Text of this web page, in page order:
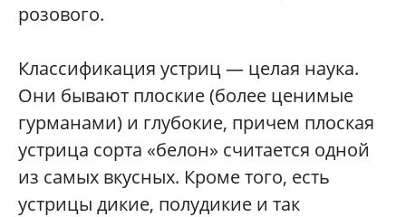
розового.
Классификация устриц — целая наука.
Они бывают плоские (более ценимые
гурманами) и глубокие, причем плоская
устрица сорта «белон» считается одной
из самых вкусных. Кроме того, есть
устрицы дикие, полудикие и так